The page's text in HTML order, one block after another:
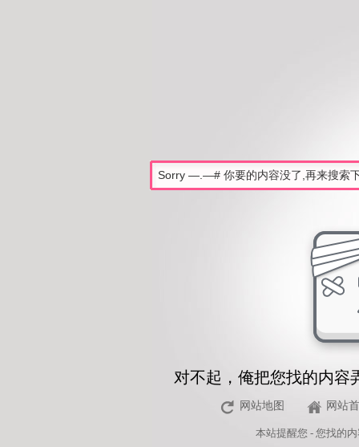
对不起，俺把您找的内容
网站地图 网站
本站提醒您 - 您找的